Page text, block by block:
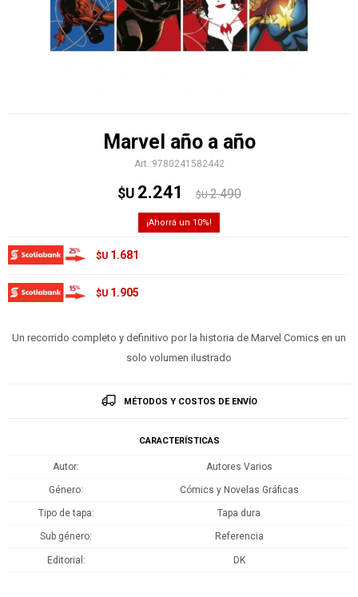
Marvel año a año
9780241582442
$U 2.241 $U 2.490
10
$U 1.681
$U 1.905
Un recorrido completo y definitivo por la historia de Marvel Comics en un
solo volumen ilustrado
MÉTODOS Y COSTOS DE ENVÍO
CARACTERÍSTICAS
Autor Autores Varios
Género Cómics y Novelas Gráficas
Tipo de tapa Tapa dura
Sub género Referencia
Editorial DK